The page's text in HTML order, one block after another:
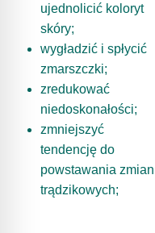
ujednolicić koloryt
skóry;
wygładzić i spłycić
zmarszczki;
zredukować
niedoskonałości;
zmniejszyć
tendencję do
powstawania zmian
trądzikowych;